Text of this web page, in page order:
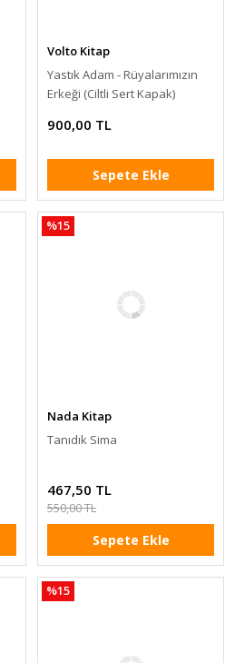
Volto Kitap
Yastık Adam - Rüyalarımızın
Erkeği (Ciltli Sert Kapak)
900,00 TL
Sepete Ekle
%15
Nada Kitap
Tanıdık Sima
467,50 TL
550,00 TL
Sepete Ekle
%15